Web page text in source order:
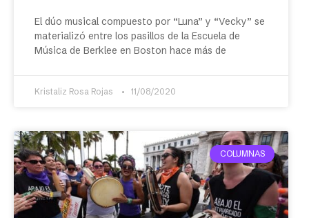
El dúo musical compuesto por “Luna” y “Vecky” se
materializó entre los pasillos de la Escuela de
Música de Berklee en Boston hace más de
Kristaliz Rosa Rojas 11/08/2020
COLUMNAS